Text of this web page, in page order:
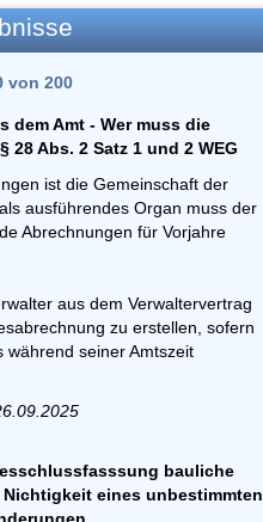
von 200
dem Amt - Wer muss die
Abs. 2 Satz 1 und 2 WEG
ist die Gemeinschaft der
ausführendes Organ muss der
Abrechnungen für Vorjahre
aus dem Verwaltervertrag
zu erstellen, sofern
während seiner Amtszeit
bauliche
eines unbestimmten